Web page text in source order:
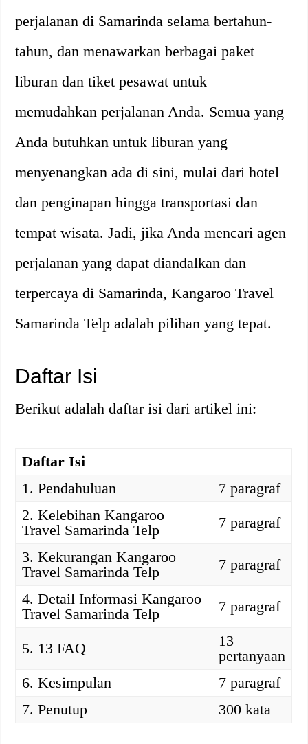
perjalanan di Samarinda selama bertahun-
tahun, dan menawarkan berbagai paket
liburan dan tiket pesawat untuk
memudahkan perjalanan Anda. Semua yang
Anda butuhkan untuk liburan yang
menyenangkan ada di sini, mulai dari hotel
dan penginapan hingga transportasi dan
tempat wisata. Jadi, jika Anda mencari agen
perjalanan yang dapat diandalkan dan
terpercaya di Samarinda, Kangaroo Travel
Samarinda Telp adalah pilihan yang tepat.
Daftar Isi
Berikut adalah daftar isi dari artikel ini:
Daftar Isi
1. Pendahuluan
7 paragraf
2. Kelebihan Kangaroo
Travel Samarinda Telp
7 paragraf
3. Kekurangan Kangaroo
Travel Samarinda Telp
7 paragraf
4. Detail Informasi Kangaroo
Travel Samarinda Telp
7 paragraf
5. 13 FAQ
13
pertanyaan
6. Kesimpulan
7 paragraf
7. Penutup
300 kata